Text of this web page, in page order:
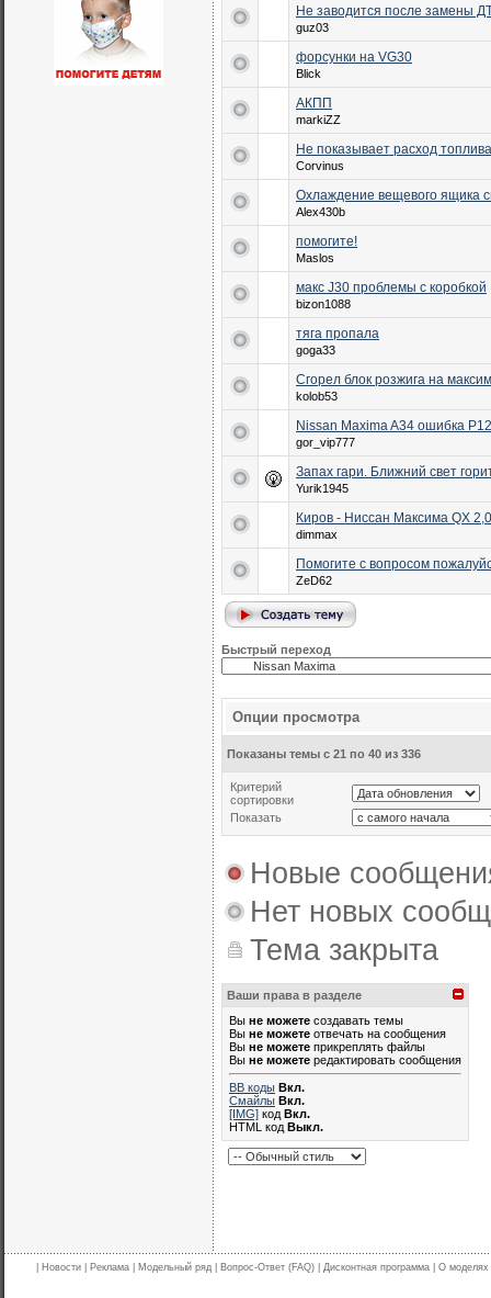
Не заводится после замены
guz03
форсунки на VG30
Blick
АКПП
markiZZ
Не показывает расход
Corvinus
Охлаждение вещевого ящика
Alex430b
помогите!
Maslos
макс J30 проблемы с коробкой
bizon1088
тяга пропала
goga33
Сгорел блок розжига на
kolob53
Nissan Maxima A34 ошибка
gor_vip777
Запах гари. Ближний свет
Yurik1945
Киров - Ниссан Максима QX
dimmax
Помогите с вопросом
ZeD62
Быстрый переход
Опции просмотра
Показаны темы с 21 по 40 из 336
Критерий
сортировки
Показать
Новые
Нет новых
Тема закрыта
Ваши права в разделе
Вы не можете создавать темы
Вы не можете отвечать на сообщения
Вы не можете прикреплять файлы
Вы не можете редактировать сообщения
BB коды Вкл.
Смайлы Вкл.
[IMG] код Вкл.
HTML код Выкл.
Новости Реклама Модельный ряд Вопрос-Ответ (FAQ) Дисконтная программа О моделях